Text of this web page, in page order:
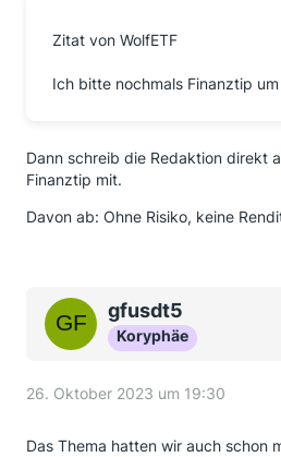
Zitat von WolfETF
Ich bitte nochmals Finanztip
Dann schreib die Redaktion direkt
Finanztip mit.
Davon ab: Ohne Risiko, keine
gfusdt5
Koryphäe
26. Oktober 2023 um 19:30
Das Thema hatten wir auch schon